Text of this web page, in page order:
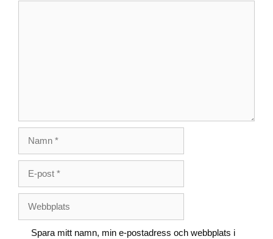
post
Spara mitt namn, min e-postadress och webbplats i